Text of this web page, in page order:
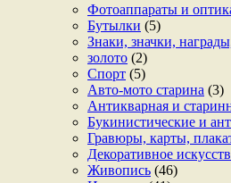
Фотоаппараты и
Бутылки (5)
Знаки, значки,
золото (2)
Спорт (5)
Авто-мото старина (3)
Антикварная и
Букинистические и
Гравюры, карты,
Декоративное
Живопись (46)